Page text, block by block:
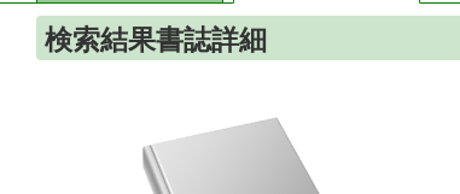
検索結果書誌詳細